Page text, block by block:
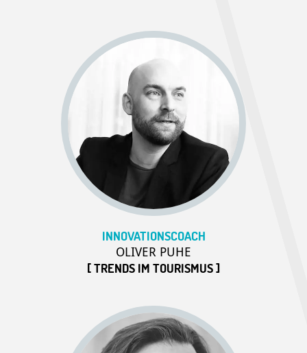
INNOVATIONSCOACH
OLIVER PUHE
[ TRENDS IM TOURISMUS ]